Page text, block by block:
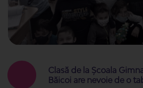
Clasă de la Școala
Băicoi are nevoie de o